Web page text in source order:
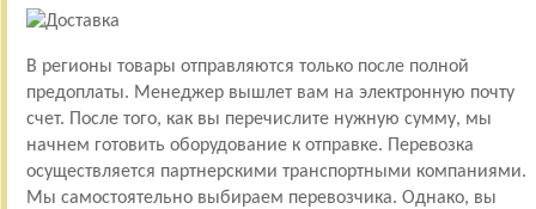
В регионы товары отправляются только после полной
предоплаты. Менеджер вышлет вам на электронную почту
счет. После того, как вы перечислите нужную сумму, мы
начнем готовить оборудование к отправке. Перевозка
осуществляется партнерскими транспортными компаниями.
Мы самостоятельно выбираем перевозчика. Однако, вы